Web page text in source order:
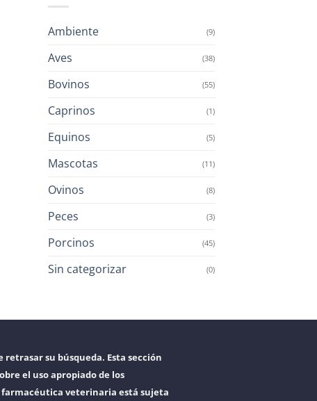
Ambiente (9)
Aves (38)
Bovinos (55)
Caprinos (1)
Equinos (5)
Mascotas (11)
Ovinos (8)
Peces (3)
Porcinos (45)
Sin categorizar (0)
su búsqueda. Esta sección
el uso apropiado de los
veterinaria está sujeta